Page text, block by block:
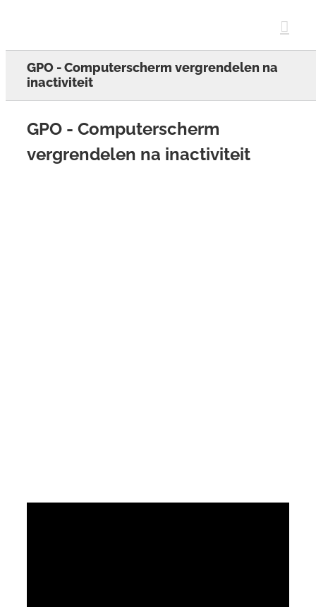
GPO - Computerscherm vergrendelen na
inactiviteit
GPO - Computerscherm
vergrendelen na inactiviteit